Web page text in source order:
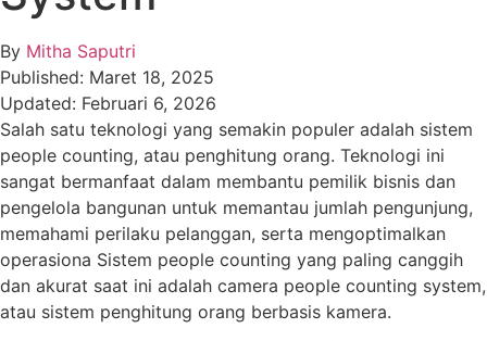
By Mitha Saputri
Published: Maret 18, 2025
Updated: Februari 6, 2026
Salah satu teknologi yang semakin populer adalah sistem
people counting, atau penghitung orang. Teknologi ini
sangat bermanfaat dalam membantu pemilik bisnis dan
pengelola bangunan untuk memantau jumlah pengunjung,
memahami perilaku pelanggan, serta mengoptimalkan
operasiona Sistem people counting yang paling canggih
dan akurat saat ini adalah camera people counting system,
atau sistem penghitung orang berbasis kamera.